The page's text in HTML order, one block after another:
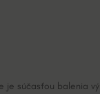
je súčasťou balenia